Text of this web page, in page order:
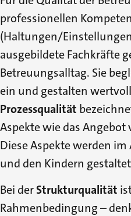
professionellen
(Haltungen/
ausgebildete Fachkräfte
Betreuungsalltag. Sie
ein und gestalten
Prozessqualität
Aspekte wie das
Diese Aspekte werden
und den Kindern
Bei derStrukturqualität
Rahmenbedingung –